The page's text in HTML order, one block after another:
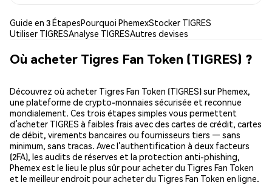
Guide en 3 ÉtapesPourquoi PhemexStocker TIGRES
Utiliser TIGRESAnalyse TIGRESAutres devises
Où acheter Tigres Fan Token (TIGRES) ?
Découvrez où acheter Tigres Fan Token (TIGRES) sur Phemex,
une plateforme de crypto-monnaies sécurisée et reconnue
mondialement. Ces trois étapes simples vous permettent
d’acheter TIGRES à faibles frais avec des cartes de crédit, cartes
de débit, virements bancaires ou fournisseurs tiers — sans
minimum, sans tracas. Avec l’authentification à deux facteurs
(2FA), les audits de réserves et la protection anti-phishing,
Phemex est le lieu le plus sûr pour acheter du Tigres Fan Token
et le meilleur endroit pour acheter du Tigres Fan Token en ligne.